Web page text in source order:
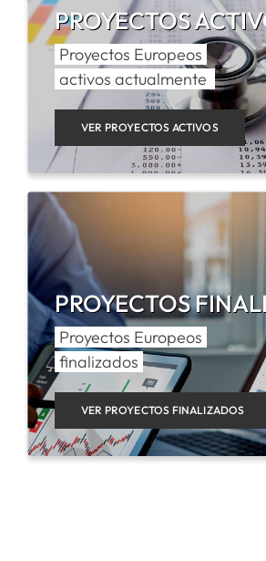
SERVICIOS
APOYO I+D+I
NOTICIAS
PROYECTOS
Proyectos Europeos
activos actualmente
VER PROYECTOS ACTIVOS
PROYECTOS
Proyectos Europeos
finalizados
VER PROYECTOS FINALIZADOS